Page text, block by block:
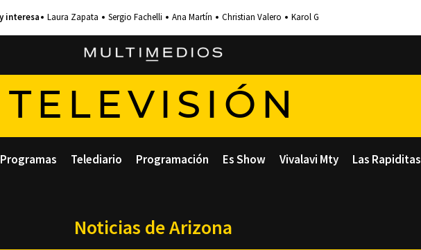
Laura Zapata Sergio Fachelli Ana Martín Christian Valero Karol G
TELEVISIÓN
Programas Telediario Programación Es Show Vivalavi Mty Las Rapiditas
Noticias de Arizona